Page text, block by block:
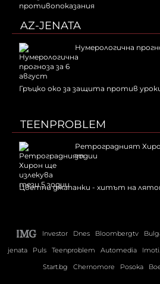
AZ-JENATA
Нумерологична
Гръцко око за защита против
TEENPROBLEM
Ретроградният
зодии
Цветни джапанки - хитът на
Investor Dnes Bloombergtv
jenata
Puls Teenproblem Automedia
Start.bg
Chernomore Posoka